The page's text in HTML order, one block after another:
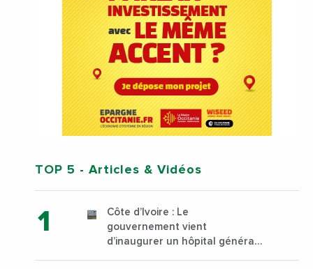
TOP 5 - Articles & Vidéos
Côte d’Ivoire : Le
gouvernement vient
d’inaugurer un hôpital général